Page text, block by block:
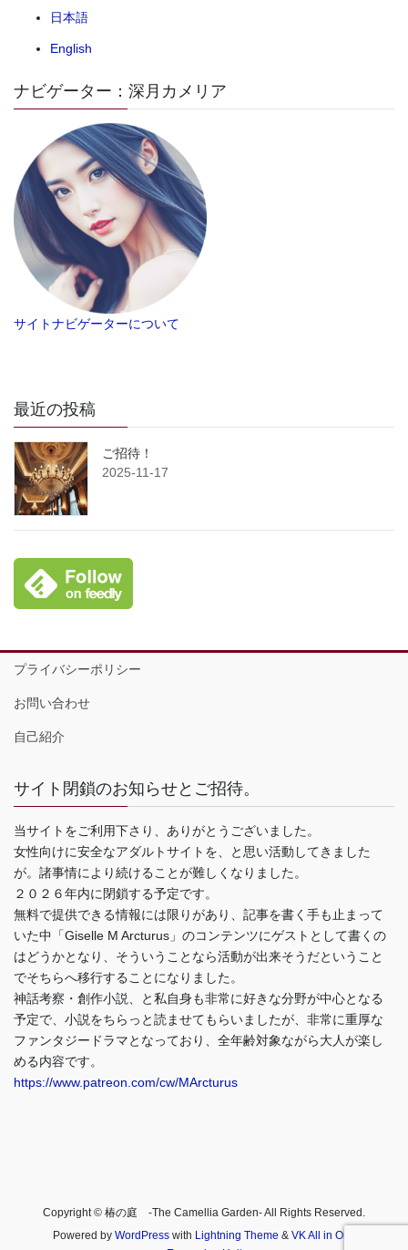
日本語
English
ナビゲーター：深月カメリア
サイトナビゲーターについて
最近の投稿
ご招待！
2025-11-17
プライバシーポリシー
お問い合わせ
自己紹介
サイト閉鎖のお知らせとご招待。
当サイトをご利用下さり、ありがとうございました。
女性向けに安全なアダルトサイトを、と思い活動してきました
が。諸事情により続けることが難しくなりました。
２０２６年内に閉鎖する予定です。
無料で提供できる情報には限りがあり、記事を書く手も止まって
いた中「Giselle M Arcturus」のコンテンツにゲストとして書くの
はどうかとなり、そういうことなら活動が出来そうだということ
でそちらへ移行することになりました。
神話考察・創作小説、と私自身も非常に好きな分野が中心となる
予定で、小説をちらっと読ませてもらいましたが、非常に重厚な
ファンタジードラマとなっており、全年齢対象ながら大人が楽し
める内容です。
https://www.patreon.com/cw/MArcturus
Copyright © 椿の庭 -The Camellia Garden- All Rights Reserved.
Powered by WordPresswith Lightning Theme & VK All in One